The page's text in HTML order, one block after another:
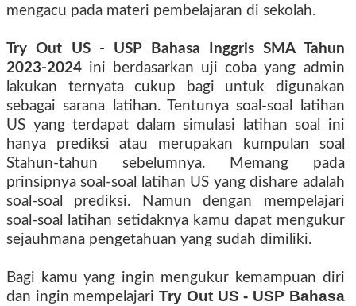
mengacu pada materi pembelajaran di sekolah.
Try Out US - USP Bahasa Inggris SMA Tahun
2023-2024 ini berdasarkan uji coba yang admin
lakukan ternyata cukup bagi untuk digunakan
sebagai sarana latihan. Tentunya soal-soal latihan
US yang terdapat dalam simulasi latihan soal ini
hanya prediksi atau merupakan kumpulan soal
Stahun-tahun sebelumnya. Memang pada
prinsipnya soal-soal latihan US yang dishare adalah
soal-soal prediksi. Namun dengan mempelajari
soal-soal latihan setidaknya kamu dapat mengukur
sejauhmana pengetahuan yang sudah dimiliki.
Bagi kamu yang ingin mengukur kemampuan diri
dan ingin mempelajariTry Out US - USP Bahasa